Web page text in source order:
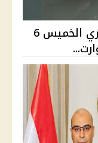
سعر الدولار مقابل الجنيه المصري الخميس 6